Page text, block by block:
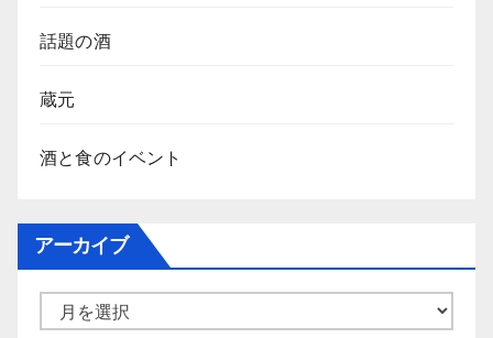
話題の酒
蔵元
酒と食のイベント
アーカイブ